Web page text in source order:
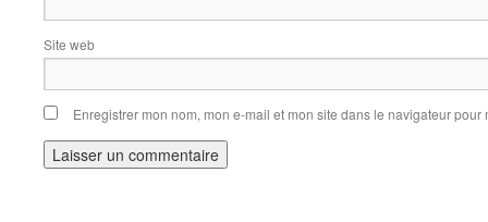
Site web
Enregistrer mon nom, mon e-mail et mon site dans le navigateur